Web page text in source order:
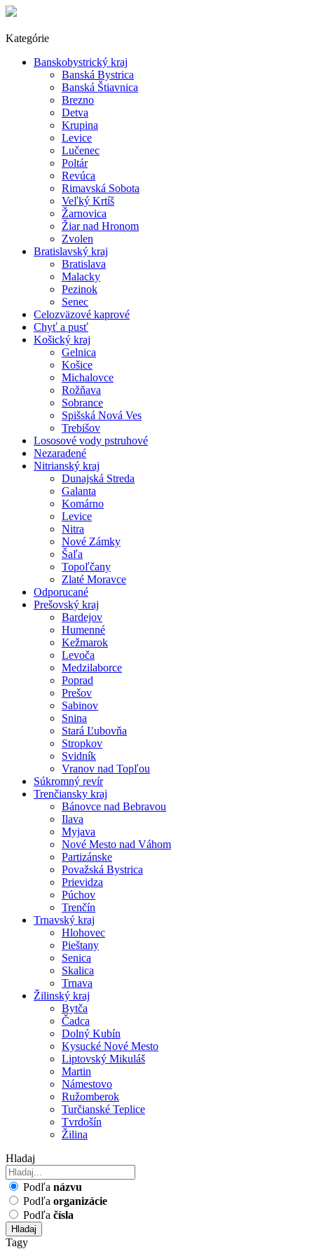
Kategórie
Banskobystrický kraj
Banská Bystrica
Banská Štiavnica
Brezno
Detva
Krupina
Levice
Lučenec
Poltár
Revúca
Rimavská Sobota
Veľký Krtíš
Žarnovica
Žiar nad Hronom
Zvolen
Bratislavský kraj
Bratislava
Malacky
Pezinok
Senec
Celozväzové kaprové
Chyť a pusť
Košický kraj
Gelnica
Košice
Michalovce
Rožňava
Sobrance
Spišská Nová Ves
Trebišov
Lososové vody pstruhové
Nezaradené
Nitrianský kraj
Dunajská Streda
Galanta
Komárno
Levice
Nitra
Nové Zámky
Šaľa
Topoľčany
Zlaté Moravce
Odporucané
Prešovský kraj
Bardejov
Humenné
Kežmarok
Levoča
Medzilaborce
Poprad
Prešov
Sabinov
Snina
Stará Ľubovňa
Stropkov
Svidník
Vranov nad Topľou
Súkromný revír
Trenčiansky kraj
Bánovce nad Bebravou
Ilava
Myjava
Nové Mesto nad Váhom
Partizánske
Považská Bystrica
Prievidza
Púchov
Trenčín
Trnavský kraj
Hlohovec
Pieštany
Senica
Skalica
Trnava
Žilinský kraj
Bytča
Čadca
Dolný Kubín
Kysucké Nové Mesto
Liptovský Mikuláš
Martin
Námestovo
Ružomberok
Turčianské Teplice
Tvrdošín
Žilina
Hladaj
Podľa názvu
Podľa organizácie
Podľa čísla
Hladaj
Tagy